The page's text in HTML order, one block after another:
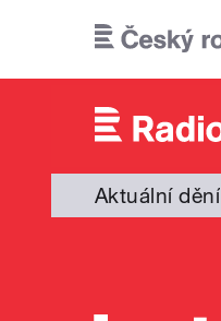
Aktuální dění